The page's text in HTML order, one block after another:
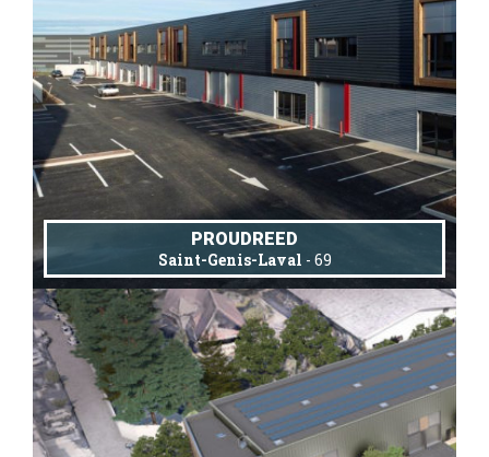
PROUDREED
Saint-Genis-Laval - 69